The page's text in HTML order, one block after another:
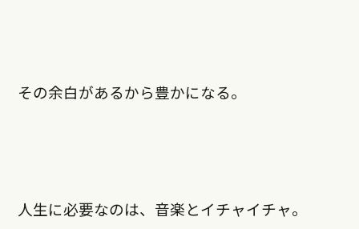
その余白があるから豊かになる。
人生に必要なのは、音楽とイチャイチャ。